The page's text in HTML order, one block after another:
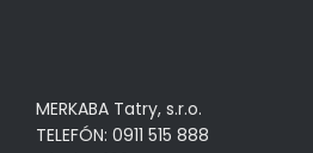
MERKABA Tatry, s.r.o.
TELEFÓN: 0911 515 888